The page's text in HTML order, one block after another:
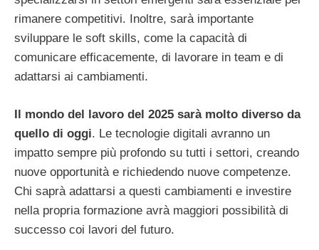
rimanere competitivi. Inoltre, sarà importante
sviluppare le soft skills, come la capacità di
comunicare efficacemente, di lavorare in team e di
adattarsi ai cambiamenti.
Il mondo del lavoro del 2025 sarà molto diverso da
quello di oggi. Le tecnologie digitali avranno un
impatto sempre più profondo su tutti i settori, creando
nuove opportunità e richiedendo nuove competenze.
Chi saprà adattarsi a questi cambiamenti e investire
nella propria formazione avrà maggiori possibilità di
successo coi lavori del futuro.